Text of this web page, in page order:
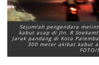
Sejumlah pengendara
kabut asap di Jln. R
Jarak pandang di Kota
300 meter akibat kabut